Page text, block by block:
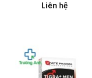
Liên hệ